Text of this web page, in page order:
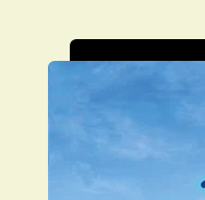
Om
Olivia
Vinnare